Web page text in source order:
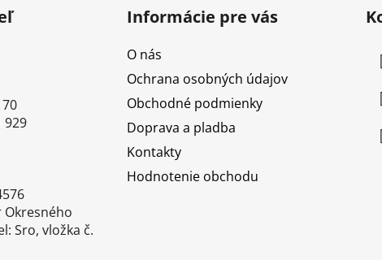
929
Sro, vložka č.
Informácie pre vás
O nás
Ochrana osobných údajov
Obchodné podmienky
Doprava a pladba
Kontakty
Hodnotenie obchodu